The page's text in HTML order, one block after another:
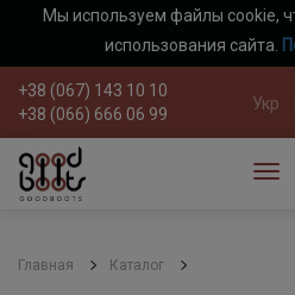
Мы используем файлы cookie,
использования сайта.
+38 (067) 143 10 10
+38 (066) 666 06 99
Укр
Главная Каталог